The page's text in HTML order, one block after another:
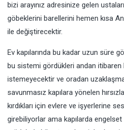
bizi arayınız adresinize gelen
göbeklerini barellerini hemen kısa
ile değiştirecektir.
Ev kapılarında bu kadar uzun süre
bu sistemi gördükleri andan
istemeyecektir ve oradan
savunmasız kapılara yönelen
kırdıkları için evlere ve işyerlerine
girebiliyorlar ama kapılarda engelset